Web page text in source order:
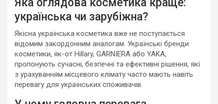
Яка оглядова косметика краще:
українська чи зарубіжна?
Якісна українська косметика вже не поступається
відомим закордонним аналогам. Українські бренди
косметики, як-от Hillary, GARNIERA або YAKA,
пропонують сучасні, безпечні та ефективні рішення, які
з урахуванням місцевого клімату часто мають навіть
перевагу для українських споживачів.